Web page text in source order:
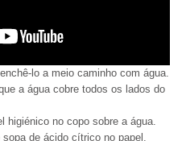
lo a meio caminho com água.
a água cobre todos os lados do
higiénico no copo sobre a água.
de ácido cítrico no papel.